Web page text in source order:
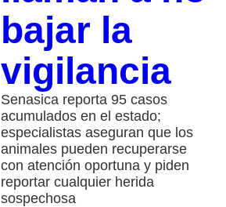
bajar la
vigilancia
Senasica reporta 95 casos
acumulados en el estado;
especialistas aseguran que los
animales pueden recuperarse
con atención oportuna y piden
reportar cualquier herida
sospechosa